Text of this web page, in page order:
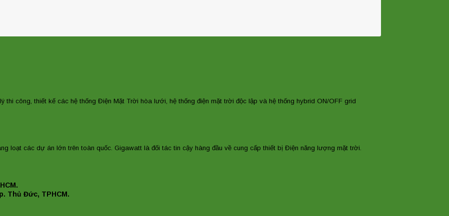
công, thiết kế các hệ thống Điện Mặt Trời hòa lưới, hệ thống điện mặt trời độc lập và hệ thống hybrid ON/OFF grid
loạt các dự án lớn trên toàn quốc. Gigawatt là đối tác tin cậy hàng đầu về cung cấp thiết bị Điện năng lượng mặt trời.
Thủ Đức, TPHCM.